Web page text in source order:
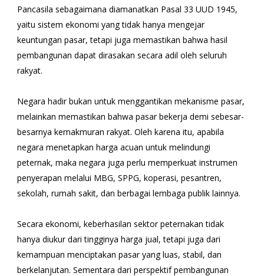
Pancasila sebagaimana diamanatkan Pasal 33 UUD 1945,
yaitu sistem ekonomi yang tidak hanya mengejar
keuntungan pasar, tetapi juga memastikan bahwa hasil
pembangunan dapat dirasakan secara adil oleh seluruh
rakyat.
Negara hadir bukan untuk menggantikan mekanisme pasar,
melainkan memastikan bahwa pasar bekerja demi sebesar-
besarnya kemakmuran rakyat. Oleh karena itu, apabila
negara menetapkan harga acuan untuk melindungi
peternak, maka negara juga perlu memperkuat instrumen
penyerapan melalui MBG, SPPG, koperasi, pesantren,
sekolah, rumah sakit, dan berbagai lembaga publik lainnya.
Secara ekonomi, keberhasilan sektor peternakan tidak
hanya diukur dari tingginya harga jual, tetapi juga dari
kemampuan menciptakan pasar yang luas, stabil, dan
berkelanjutan. Sementara dari perspektif pembangunan